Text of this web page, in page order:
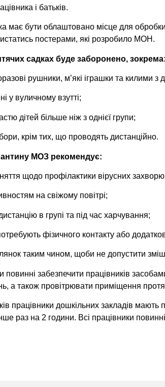
і батьків.
має бути облаштовано місце для
постерами, які розробило МОН.
садках буде заборонено, зокрема:
рушники, м’які іграшки та килими з
у вуличному взутті;
дітей більше ніж з однієї групи;
крім тих, що проводять дистанційно.
МОЗ рекомендує:
щодо профілактики вірусних
на свіжому повітрі;
в групі та під час харчування;
фізичного контакту або
таким чином, щоби не допустити
повинні забезпечити працівників
а також провітрювати приміщення
працівники дошкільних закладів
раз на 2 години. Всі працівники